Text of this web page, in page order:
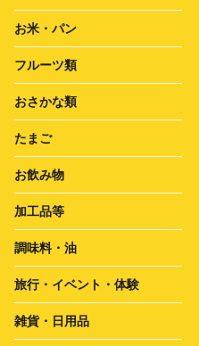
お米・パン
フルーツ類
おさかな類
たまご
お飲み物
加工品等
調味料・油
旅行・イベント・体験
雑貨・日用品